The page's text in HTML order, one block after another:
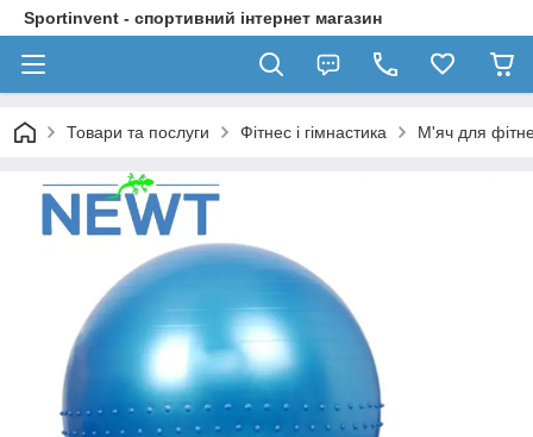
Sportinvent - спортивний інтернет магазин
Товари та послуги Фітнес і гімнастика М'яч для